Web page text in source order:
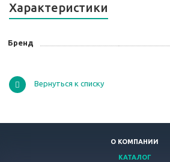
Характеристики
Бренд
Вернуться к списку
О КОМПАНИИ
КАТАЛОГ